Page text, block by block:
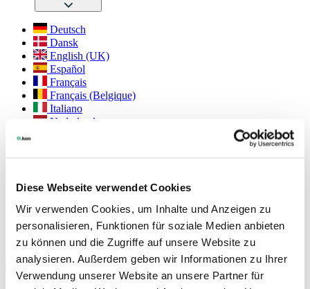
Diese Webseite verwendet Cookies
Wir verwenden Cookies, um Inhalte und Anzeigen zu
personalisieren, Funktionen für soziale Medien anbieten
zu können und die Zugriffe auf unsere Website zu
analysieren. Außerdem geben wir Informationen zu Ihrer
Verwendung unserer Website an unsere Partner für
Deutsch
Dansk
English (UK)
Español
Français
Français (Belgique)
Italiano
Nederlands
Svenska
English (Int.)
Juzo USA